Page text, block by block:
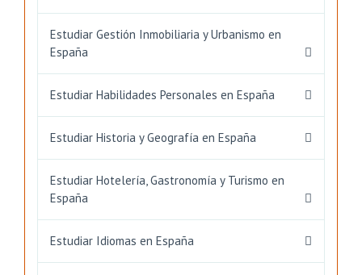
Estudiar Gestión Inmobiliaria y Urbanismo en
España
Estudiar Habilidades Personales en España
Estudiar Historia y Geografía en España
Estudiar Hotelería, Gastronomía y Turismo en
España
Estudiar Idiomas en España